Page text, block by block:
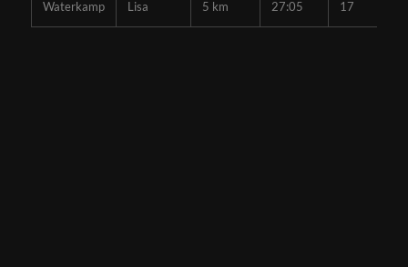
Waterkamp Lisa 5 km 27:05 17